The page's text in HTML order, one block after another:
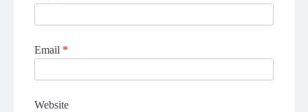
Email *
Website